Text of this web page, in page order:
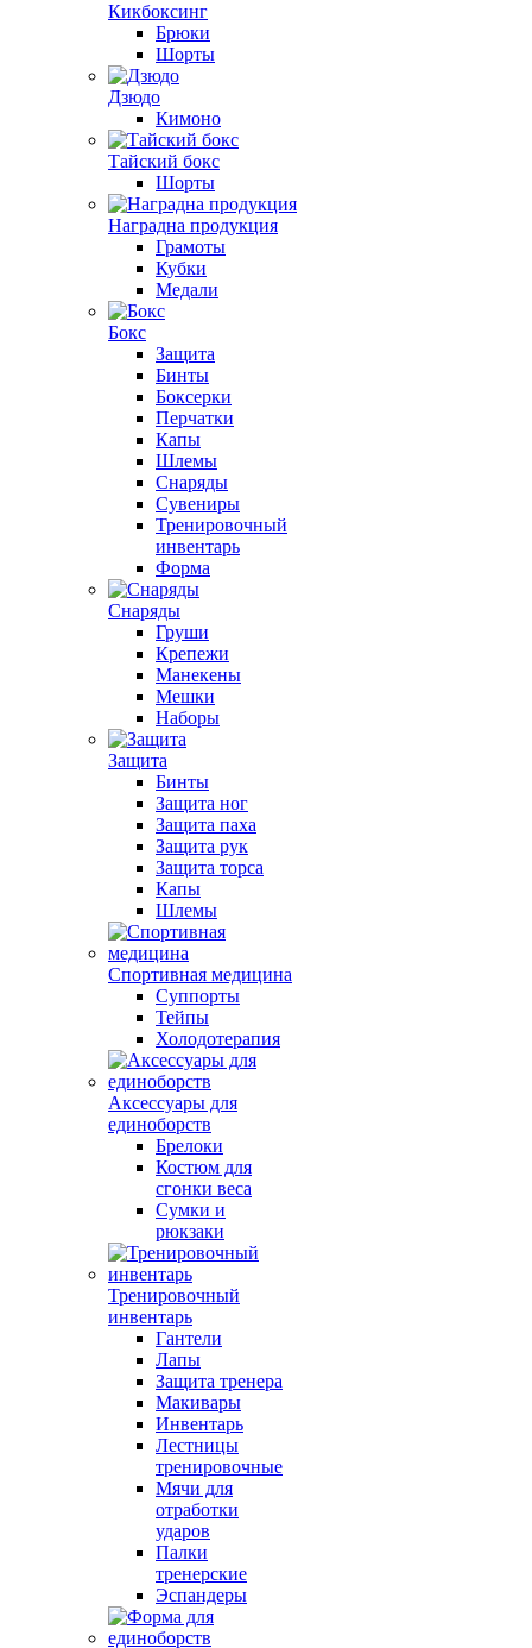
Кикбоксинг
Брюки
Шорты
Дзюдо
Кимоно
Тайский бокс
Шорты
Наградна продукция
Грамоты
Кубки
Медали
Бокс
Защита
Бинты
Боксерки
Перчатки
Капы
Шлемы
Снаряды
Сувениры
Тренировочный
инвентарь
Форма
Снаряды
Груши
Крепежи
Манекены
Мешки
Наборы
Защита
Бинты
Защита ног
Защита паха
Защита рук
Защита торса
Капы
Шлемы
Спортивная медицина
Суппорты
Тейпы
Холодотерапия
Аксессуары для
единоборств
Брелоки
Костюм для
сгонки веса
Сумки и
рюкзаки
Тренировочный
инвентарь
Гантели
Лапы
Защита тренера
Макивары
Инвентарь
Лестницы
тренировочные
Мячи для
отработки
ударов
Палки
тренерские
Эспандеры